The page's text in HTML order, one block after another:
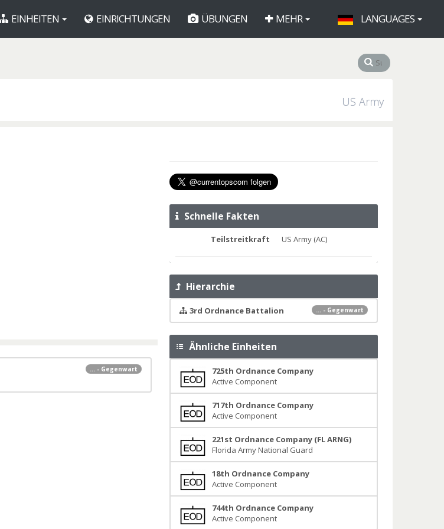
EINHEITEN EINRICHTUNGEN ÜBUNGEN MEHR LANGUAGES
US Army
... - Gegenwart
Schnelle Fakten
Teilstreitkraft US Army (AC)
Hierarchie
... - Gegenwart
3rd Ordnance Battalion
Ähnliche Einheiten
725th Ordnance Company
Active Component
717th Ordnance Company
Active Component
221st Ordnance Company (FL ARNG)
Florida Army National Guard
18th Ordnance Company
Active Component
744th Ordnance Company
Active Component